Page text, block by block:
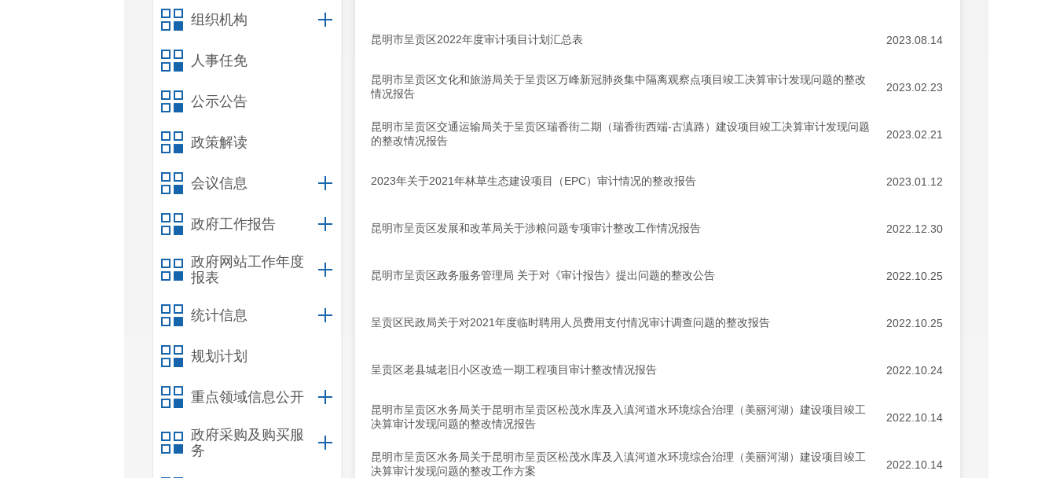
组织机构
人事任免
公示公告
政策解读
会议信息
政府工作报告
政府网站工作年度
报表
统计信息
规划计划
重点领域信息公开
政府采购及购买服
务
昆明市呈贡区2022年度审计项目计划汇总表 2023.08.14
昆明市呈贡区文化和旅游局关于呈贡区万峰新冠肺炎集中隔离观察点项目竣工决算审计发现问题的整改
情况报告
2023.02.23
昆明市呈贡区交通运输局关于呈贡区瑞香街二期（瑞香街西端-古滇路）建设项目竣工决算审计发现问题
的整改情况报告
2023.02.21
2023年关于2021年林草生态建设项目（EPC）审计情况的整改报告 2023.01.12
昆明市呈贡区发展和改革局关于涉粮问题专项审计整改工作情况报告 2022.12.30
昆明市呈贡区政务服务管理局 关于对《审计报告》提出问题的整改公告 2022.10.25
呈贡区民政局关于对2021年度临时聘用人员费用支付情况审计调查问题的整改报告 2022.10.25
呈贡区老县城老旧小区改造一期工程项目审计整改情况报告 2022.10.24
昆明市呈贡区水务局关于昆明市呈贡区松茂水库及入滇河道水环境综合治理（美丽河湖）建设项目竣工
决算审计发现问题的整改情况报告
2022.10.14
昆明市呈贡区水务局关于昆明市呈贡区松茂水库及入滇河道水环境综合治理（美丽河湖）建设项目竣工
决算审计发现问题的整改工作方案
2022.10.14